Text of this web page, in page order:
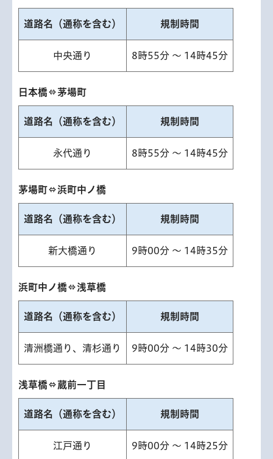
道路名（通称を含む） 規制時間
中央通り 8時55分 ～ 14時45分
日本橋⇔茅場町
道路名（通称を含む） 規制時間
永代通り 8時55分 ～ 14時45分
茅場町⇔浜町中ノ橋
道路名（通称を含む） 規制時間
新大橋通り 9時00分 ～ 14時35分
浜町中ノ橋⇔浅草橋
道路名（通称を含む） 規制時間
清洲橋通り、清杉通り 9時00分 ～ 14時30分
浅草橋⇔蔵前一丁目
道路名（通称を含む） 規制時間
江戸通り 9時00分 ～ 14時25分